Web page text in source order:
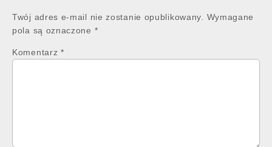
Twój adres e-mail nie zostanie opublikowany. Wymagane
pola są oznaczone *
Komentarz *